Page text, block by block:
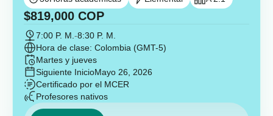
$819,000 COP
7:00 P. M. -8:30 P. M.
Hora de clase: Colombia (GMT-5)
Martes y jueves
Siguiente InicioMayo 26, 2026
Certificado por el MCER
Profesores nativos